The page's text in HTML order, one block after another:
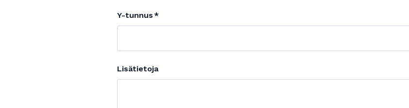
Y-tunnus
Lisätietoja